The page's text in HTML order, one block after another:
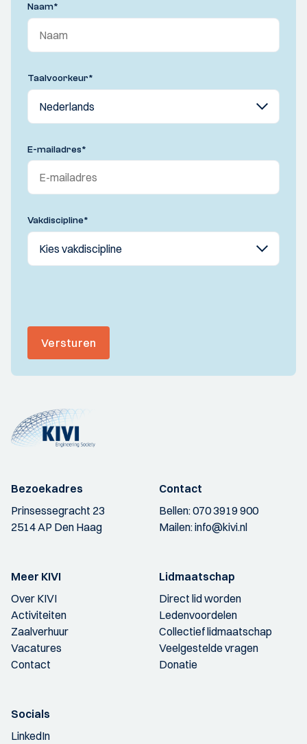
Naam*
Taalvoorkeur*
E-mailadres*
Vakdiscipline*
Versturen
Bezoekadres
Prinsessegracht 23
2514 AP Den Haag
Contact
Bellen:070 3919 900
Mailen:info@kivi.nl
Meer KIVI
Over KIVI
Activiteiten
Zaalverhuur
Vacatures
Contact
Lidmaatschap
Direct lid worden
Ledenvoordelen
Collectief lidmaatschap
Veelgestelde vragen
Donatie
Socials
LinkedIn